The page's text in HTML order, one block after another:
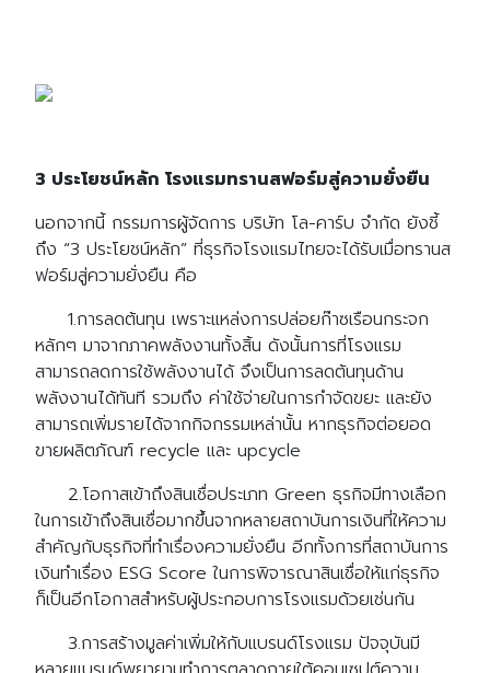
3 ประโยชน์หลัก โรงแรมทรานสฟอร์มสู่ความยั่งยืน
นอกจากนี้ กรรมการผู้จัดการ บริษัท โล-คาร์บ จำกัด ยังชี้
ถึง “3 ประโยชน์หลัก” ที่ธุรกิจโรงแรมไทยจะได้รับเมื่อทรานส
ฟอร์มสู่ความยั่งยืน คือ
1.การลดต้นทุน เพราะแหล่งการปล่อยก๊าซเรือนกระจก
หลักๆ มาจากภาคพลังงานทั้งสิ้น ดังนั้นการที่โรงแรม
สามารถลดการใช้พลังงานได้ จึงเป็นการลดต้นทุนด้าน
พลังงานได้ทันที รวมถึง ค่าใช้จ่ายในการกำจัดขยะ และยัง
สามารถเพิ่มรายได้จากกิจกรรมเหล่านั้น หากธุรกิจต่อยอด
ขายผลิตภัณฑ์ recycle และ upcycle
2.โอกาสเข้าถึงสินเชื่อประเภท Green ธุรกิจมีทางเลือก
ในการเข้าถึงสินเชื่อมากขึ้นจากหลายสถาบันการเงินที่ให้ความ
สำคัญกับธุรกิจที่ทำเรื่องความยั่งยืน อีกทั้งการที่สถาบันการ
เงินทำเรื่อง ESG Score ในการพิจารณาสินเชื่อให้แก่ธุรกิจ
ก็เป็นอีกโอกาสสำหรับผู้ประกอบการโรงแรมด้วยเช่นกัน
3.การสร้างมูลค่าเพิ่มให้กับแบรนด์โรงแรม ปัจจุบันมี